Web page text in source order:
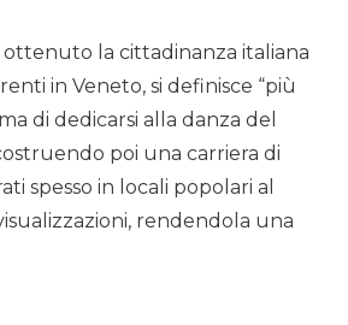
ottenuto la cittadinanza italiana
in Veneto, si definisce “più
di dedicarsi alla danza del
poi una carriera di
spesso in locali popolari al
rendendola una